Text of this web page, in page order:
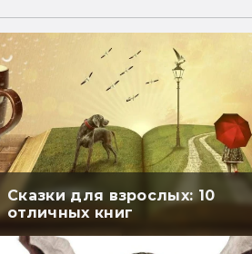
Сказки для взрослых: 10
отличных книг